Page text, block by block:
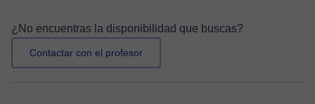
¿No encuentras la disponibilidad que buscas?
Contactar con el profesor